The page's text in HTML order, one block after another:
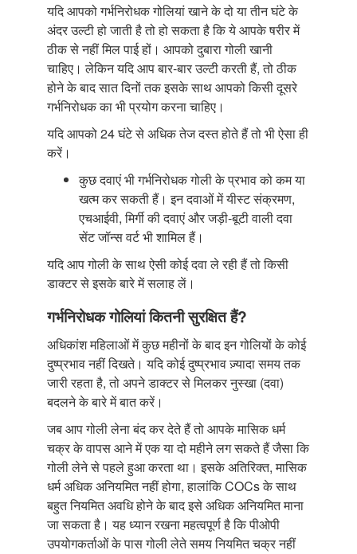
यदि आपको गर्भनिरोधक गोलियां खाने के दो या तीन घंटे के
अंदर उल्टी हो जाती है तो हो सकता है कि ये आपके षरीर में
ठीक से नहीं मिल पाई हों। आपको दुबारा गोली खानी
चाहिए। लेकिन यदि आप बार-बार उल्टी करती हैं, तो ठीक
होने के बाद सात दिनों तक इसके साथ आपको किसी दूसरे
गर्भनिरोधक का भी प्रयोग करना चाहिए।
यदि आपको 24 घंटे से अधिक तेज दस्त होते हैं तो भी ऐसा ही
करें।
कुछ दवाएं भी गर्भनिरोधक गोली के प्रभाव को कम या
खत्म कर सकती हैं। इन दवाओं में यीस्ट संक्रमण,
एचआईवी, मिर्गी की दवाएं और जड़ी-बूटी वाली दवा
सेंट जॉन्स वर्ट भी शामिल हैं।
यदि आप गोली के साथ ऐसी कोई दवा ले रही हैं तो किसी
डाक्टर से इसके बारे में सलाह लें।
गर्भनिरोधक गोलियां कितनी सुरक्षित हैं?
अधिकांश महिलाओं में कुछ महीनों के बाद इन गोलियों के कोई
दुष्प्रभाव नहीं दिखते। यदि कोई दुष्प्रभाव ज़्यादा समय तक
जारी रहता है, तो अपने डाक्टर से मिलकर नुस्खा (दवा)
बदलने के बारे में बात करें।
जब आप गोली लेना बंद कर देते हैं तो आपके मासिक धर्म
चक्र के वापस आने में एक या दो महीने लग सकते हैं जैसा कि
गोली लेने से पहले हुआ करता था। इसके अतिरिक्त, मासिक
धर्म अधिक अनियमित नहीं होगा, हालांकि COCs के साथ
बहुत नियमित अवधि होने के बाद इसे अधिक अनियमित माना
जा सकता है। यह ध्यान रखना महत्वपूर्ण है कि पीओपी
उपयोगकर्ताओं के पास गोली लेते समय नियमित चक्र नहीं